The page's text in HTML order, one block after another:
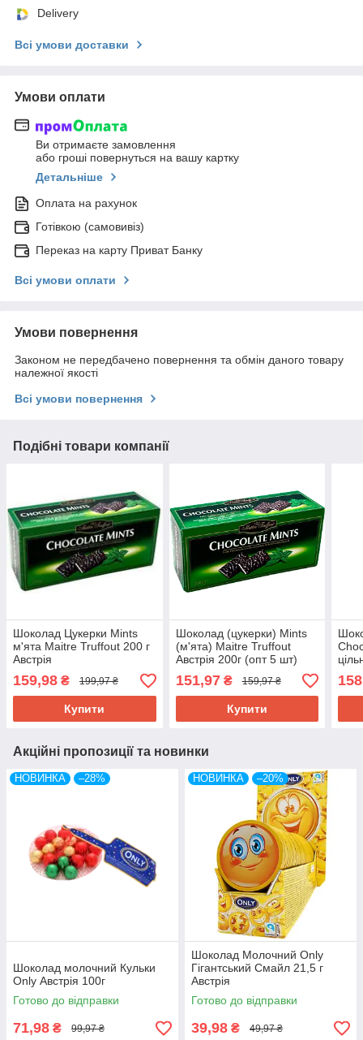
Delivery
Всі умови доставки
Умови оплати
Ви отримаєте замовлення
або гроші повернуться на вашу картку
Детальніше
Оплата на рахунок
Готівкою (самовивіз)
Переказ на карту Приват Банку
Всі умови оплати
Умови повернення
Законом не передбачено повернення та обмін даного товару
належної якості
Всі умови повернення
Подібні товари компанії
Шоколад Цукерки Mints
м'ята Maitre Truffout 200 г
Австрія
159,98 ₴ 199,97 ₴
Купити
Шоколад (цукерки) Mints
(м'ята) Maitre Truffout
Австрія 200г (опт 5 шт)
151,97₴ 159,97 ₴
Купити
Акційні пропозиції та новинки
НОВИНКА –28%
Шоколад молочний Кульки
Only Австрія 100г
Готово до відправки
71,98 ₴ 99,97 ₴
НОВИНКА –20%
Шоколад Молочний Only
Гігантський Смайл 21,5 г
Австрія
Готово до відправки
39,98 ₴ 49,97 ₴